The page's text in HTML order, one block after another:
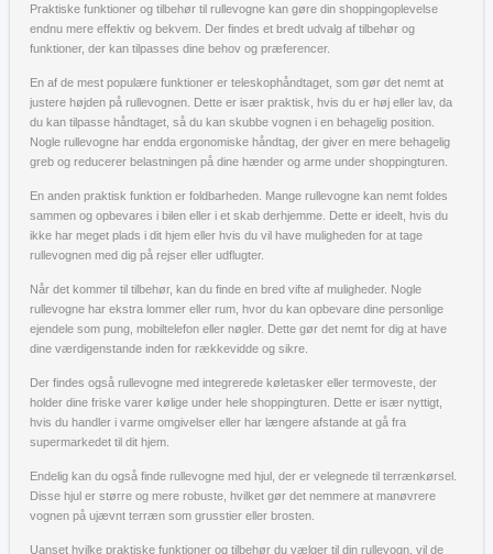
Praktiske funktioner og tilbehør til rullevogne kan gøre din shoppingoplevelse
endnu mere effektiv og bekvem. Der findes et bredt udvalg af tilbehør og
funktioner, der kan tilpasses dine behov og præferencer.
En af de mest populære funktioner er teleskophåndtaget, som gør det nemt at
justere højden på rullevognen. Dette er især praktisk, hvis du er høj eller lav, da
du kan tilpasse håndtaget, så du kan skubbe vognen i en behagelig position.
Nogle rullevogne har endda ergonomiske håndtag, der giver en mere behagelig
greb og reducerer belastningen på dine hænder og arme under shoppingturen.
En anden praktisk funktion er foldbarheden. Mange rullevogne kan nemt foldes
sammen og opbevares i bilen eller i et skab derhjemme. Dette er ideelt, hvis du
ikke har meget plads i dit hjem eller hvis du vil have muligheden for at tage
rullevognen med dig på rejser eller udflugter.
Når det kommer til tilbehør, kan du finde en bred vifte af muligheder. Nogle
rullevogne har ekstra lommer eller rum, hvor du kan opbevare dine personlige
ejendele som pung, mobiltelefon eller nøgler. Dette gør det nemt for dig at have
dine værdigenstande inden for rækkevidde og sikre.
Der findes også rullevogne med integrerede køletasker eller termoveste, der
holder dine friske varer kølige under hele shoppingturen. Dette er især nyttigt,
hvis du handler i varme omgivelser eller har længere afstande at gå fra
supermarkedet til dit hjem.
Endelig kan du også finde rullevogne med hjul, der er velegnede til terrænkørsel.
Disse hjul er større og mere robuste, hvilket gør det nemmere at manøvrere
vognen på ujævnt terræn som grusstier eller brosten.
Uanset hvilke praktiske funktioner og tilbehør du vælger til din rullevogn, vil de